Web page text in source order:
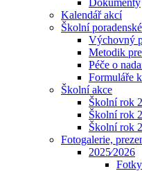
Dokumenty
Kalendář akcí
Školní
Výchovný
Metodik
Péče o
Formuláře
Školní akce
Školní rok
Školní rok
Školní rok
Fotogalerie,
2025⁄2026
Fotky